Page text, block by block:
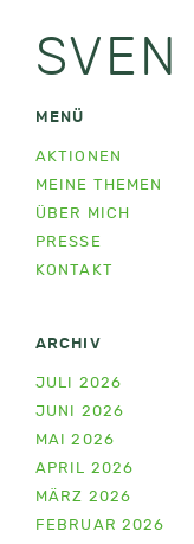
SVEN
MENÜ
AKTIONEN
MEINE THEMEN
ÜBER MICH
PRESSE
KONTAKT
ARCHIV
JULI 2026
JUNI 2026
MAI 2026
APRIL 2026
MÄRZ 2026
FEBRUAR 2026